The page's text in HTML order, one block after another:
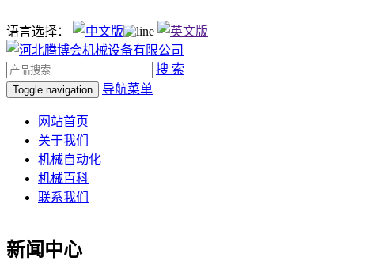
语言选择：
搜 索
Toggle navigation 导航菜单
网站首页
关于我们
机械自动化
机械百科
联系我们
新闻中心